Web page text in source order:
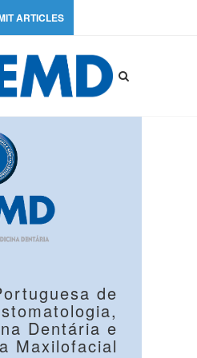
ARTICLES
de
Dentária e
Maxilofacial